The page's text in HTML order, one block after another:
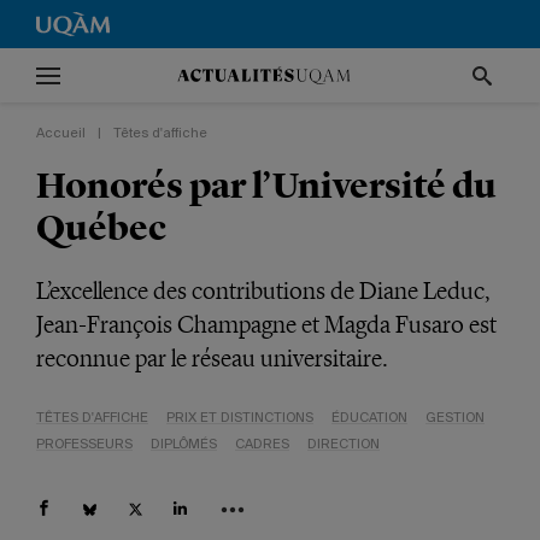
Accueil Têtes d'affiche
Honorés par l’Université du
Québec
L’excellence des contributions de Diane Leduc,
Jean-François Champagne et Magda Fusaro est
reconnue par le réseau universitaire.
TÊTES D'AFFICHE PRIX ET DISTINCTIONS ÉDUCATION
GESTION
PROFESSEURS
DIPLÔMÉS CADRES DIRECTION